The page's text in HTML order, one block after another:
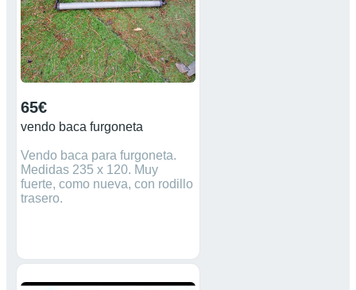
65€
vendo baca furgoneta
Vendo baca para furgoneta.
Medidas 235 x 120. Muy
fuerte, como nueva, con rodillo
trasero.